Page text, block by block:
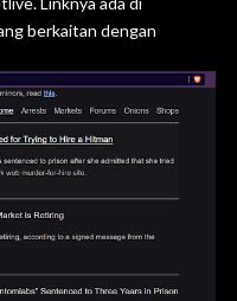
berkaitan dengan